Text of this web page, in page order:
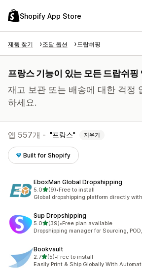
Shopify App Store
제품 찾기 조달 옵션 드랍쉬핑
프랑스 기능이 있는 모든 드랍쉬핑
재고 보관 또는 배송에 대한 걱정
하세요.
앱 557개 - 프랑스 지우기
Built for Shopify
EboxMan Global Dropshipping
5.0별 5개 중
(9)
총 리뷰 9개
•Free to install
Global dropshipping platform directly
Sup Dropshipping
5.0별 5개 중
(39)
총 리뷰 39개
•Free plan available
Dropshipping manager for Sourcing,
Bookvault
2.7별 5개 중
(5)
총 리뷰 5개
•Free to install
Easily Print & Ship Globally With